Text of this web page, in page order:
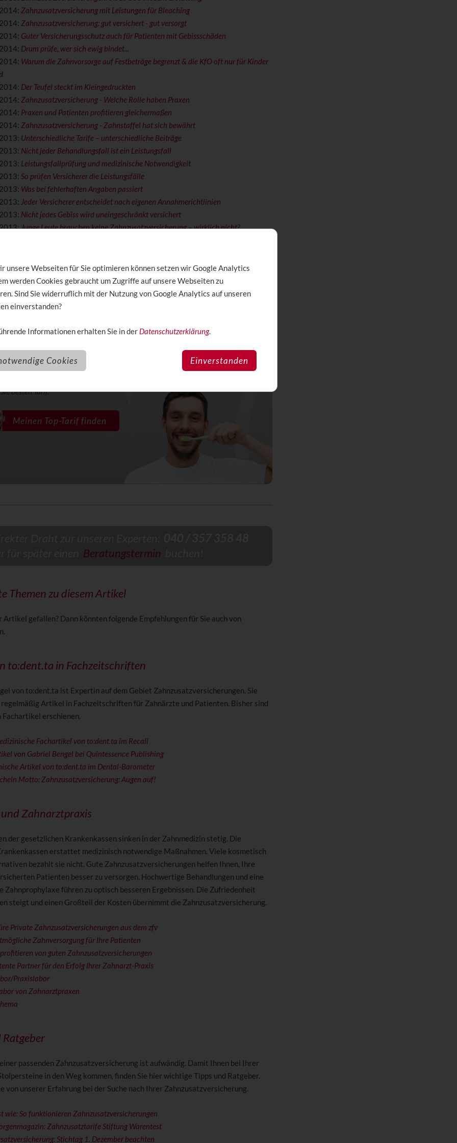
Zahnzusatzversicherung mit Leistungen für Bleaching
Zahnzusatzversicherung: gut versichert - gut versorgt
Guter Versicherungsschutz auch für Patienten mit Gebissschäden
Drum prüfe, wer sich ewig bindet...
Warum die Zahnvorsorge auf Festbeträge begrenzt & die KfO oft nur für Kinder
Der Teufel steckt im Kleingedruckten
Zahnzusatzversicherung - Welche Rolle haben Praxen
Praxen und Patienten profitieren gleichermaßen
Zahnzusatzversicherung - Zahnstaffel hat sich bewährt
Unterschiedliche Tarife – unterschiedliche Beiträge
Nicht jeder Behandlungsfall ist ein Leistungsfall
Leistungsfallprüfung und medizinische Notwendigkeit
So prüfen Versicherer die Leistungsfälle
Was bei fehlerhaften Angaben passiert
Jeder Versicherer entscheidet nach eigenen Annahmerichtlinien
Nicht jedes Gebiss wird uneingeschränkt versichert
Junge Leute brauchen keine Zahnzusatzversicherung – wirklich nicht?
derDZW – Die ZahnarztWoche finden Sie unterwww.dzw.de.
im Zahnärztlicher Fach-Verlag (www.zfv.de).
Zahnzusatzversicherung für Sie die richtige ist, hängt stark von Ihrem
besten Tarif.
Meinen Top-Tarif finden
Beratungstermin
Themen zu diesem Artikel
Artikel gefallen? Dann könnten folgende Empfehlungen für Sie auch von
to:dent.ta in Fachzeitschriften
von to:dent.ta ist Expertin auf dem Gebiet Zahnzusatzversicherungen. Sie
Artikel in Fachzeitschriften für Zahnärzte und Patienten. Bisher sind
Fachartikel erschienen.
Fachartikel von to:dent.ta im Recall
von Gabriel Bengel bei Quintessence Publishing
Artikel von to:dent.ta im Dental-Barometer
Motto: Zahnzusatzversicherung: Augen auf!
Zahnarztpraxis
der gesetzlichen Krankenkassen sinken in der Zahnmedizin stetig. Die
erstattet medizinisch notwendige Maßnahmen. Viele kosmetisch
bezahlt sie nicht. Gute Zahnzusatzversicherungen helfen Ihnen, Ihre
Patienten besser zu versorgen. Hochwertige Behandlungen und eine
Zahnprophylaxe führen zu optisch besseren Ergebnissen. Die Zufriedenheit
steigt und einen Großteil der Kosten übernimmt die Zahnzusatzversicherung.
Private Zahnzusatzversicherungen aus dem zfv
Zahnversorgung für Ihre Patienten
von guten Zahnzusatzversicherungen
Partner für den Erfolg Ihrer Zahnarzt-Praxis
Praxislabor
von Zahnarztpraxen
Ratgeber
passenden Zahnzusatzversicherung ist aufwändig. Damit Ihnen bei Ihrer
in den Weg kommen, finden Sie hier wichtige Tipps und Ratgeber.
von unserer Erfahrung bei der Suche nach Ihrer Zahnzusatzversicherung.
wie: So funktionieren Zahnzusatzversicherungen
Zahnzusatztarife Stiftung Warentest
Stichtag 1. Dezember beachten
unsere Webseiten für Sie optimieren können setzen wir Google Analytics
werden Cookies gebraucht um Zugriffe auf unsere Webseiten zu
Sind Sie widerruflich mit der Nutzung von Google Analytics auf unseren
einverstanden?
Informationen erhalten Sie in der Datenschutzerklärung.
Cookies Einverstanden